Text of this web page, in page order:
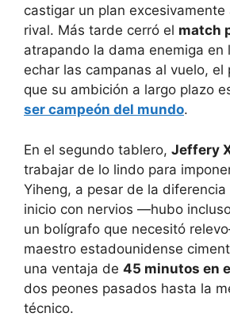
castigar un plan excesivamente
rival. Más tarde cerró el match
atrapando la dama enemiga en
echar las campanas al vuelo,
que su ambición a largo plazo
ser campeón del mundo.
En el segundo tablero, Jeffery
trabajar de lo lindo para
Yiheng, a pesar de la diferencia
inicio con nervios —hubo
un bolígrafo que necesitó
maestro estadounidense
una ventaja de 45 minutos en
dos peones pasados hasta la
técnico.